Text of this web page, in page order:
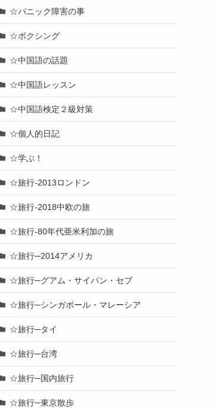
☆パニック障害の事
☆ボクシング
☆中国語の話題
☆中国語レッスン
☆中国語検定２級対策
☆個人的日記
☆学ぶ！
☆旅行-2013ロンドン
☆旅行-2018中欧の旅
☆旅行-80年代亜米利加の旅
☆旅行─2014アメリカ
☆旅行─グアム・サイパン・セブ
☆旅行─シンガポール・マレーシア
☆旅行─タイ
☆旅行─台湾
☆旅行─国内旅行
☆旅行─東京散歩